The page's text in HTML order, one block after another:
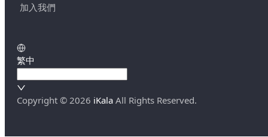
加入我們
繁中
Copyright © 2026 iKala All Rights Reserved.